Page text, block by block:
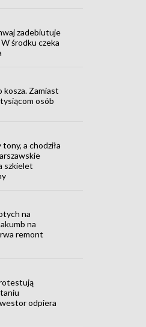
zadebiutuje
środku czeka
kosza. Zamiast
osób
tony, a chodziła
szkielet
na
na
remont
odpiera